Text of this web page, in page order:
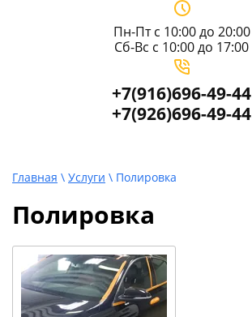
Пн-Пт с 10:00 до 20:00
Сб-Вс с 10:00 до 17:00
+7(916)696-49-44
+7(926)696-49-44
Главная \ Услуги \ Полировка
Полировка